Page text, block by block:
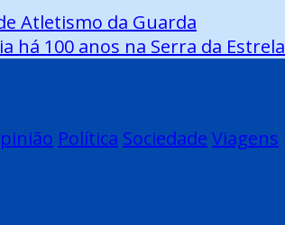
Atletismo da Guarda
há 100 anos na Serra da Estrela
Política Sociedade Viagens